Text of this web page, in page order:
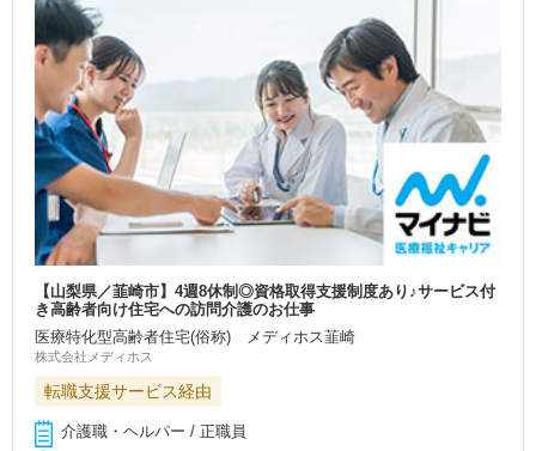
【山梨県／韮崎市】4週8休制◎資格取得支援制度あり♪サービス付
き高齢者向け住宅への訪問介護のお仕事
医療特化型高齢者住宅(俗称) メディホス韮崎
株式会社メディホス
転職支援サービス経由
介護職・ヘルパー / 正職員